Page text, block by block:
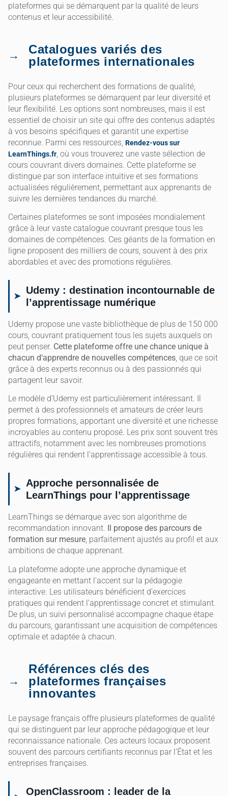
plateformes qui se démarquent par la qualité de leurs
contenus et leur accessibilité.
Catalogues variés des
plateformes internationales
Pour ceux qui recherchent des formations de qualité,
plusieurs plateformes se démarquent par leur diversité et
leur flexibilité. Les options sont nombreuses, mais il est
essentiel de choisir un site qui offre des contenus adaptés
à vos besoins spécifiques et garantit une expertise
reconnue. Parmi ces ressources, Rendez-vous sur
LearnThings.fr , où vous trouverez une vaste sélection de
cours couvrant divers domaines. Cette plateforme se
distingue par son interface intuitive et ses formations
actualisées régulièrement, permettant aux apprenants de
suivre les dernières tendances du marché.
Certaines plateformes se sont imposées mondialement
grâce à leur vaste catalogue couvrant presque tous les
domaines de compétences. Ces géants de la formation en
ligne proposent des milliers de cours, souvent à des prix
abordables et avec des promotions régulières.
Udemy : destination incontournable de
l’apprentissage numérique
Udemy propose une vaste bibliothèque de plus de 150 000
cours, couvrant pratiquement tous les sujets auxquels on
peut penser. Cette plateforme offre une chance unique à
chacun d’apprendre de nouvelles compétences, que ce soit
grâce à des experts reconnus ou à des passionnés qui
partagent leur savoir.
Le modèle d’Udemy est particulièrement intéressant. Il
permet à des professionnels et amateurs de créer leurs
propres formations, apportant une diversité et une richesse
incroyables au contenu proposé. Les prix sont souvent très
attractifs, notamment avec les nombreuses promotions
régulières qui rendent l’apprentissage accessible à tous.
Approche personnalisée de
LearnThings pour l’apprentissage
LearnThings se démarque avec son algorithme de
recommandation innovant.
Il propose des parcours de
formation sur mesure, parfaitement ajustés au profil et aux
ambitions de chaque apprenant.
La plateforme adopte une approche dynamique et
engageante en mettant l’accent sur la pédagogie
interactive. Les utilisateurs bénéficient d’exercices
pratiques qui rendent l’apprentissage concret et stimulant.
De plus, un suivi personnalisé accompagne chaque étape
du parcours, garantissant une acquisition de compétences
optimale et adaptée à chacun.
Références clés des
plateformes françaises
innovantes
Le paysage français offre plusieurs plateformes de qualité
qui se distinguent par leur approche pédagogique et leur
reconnaissance nationale. Ces acteurs locaux proposent
souvent des parcours certifiants reconnus par l’État et les
entreprises françaises.
OpenClassroom : leader de la